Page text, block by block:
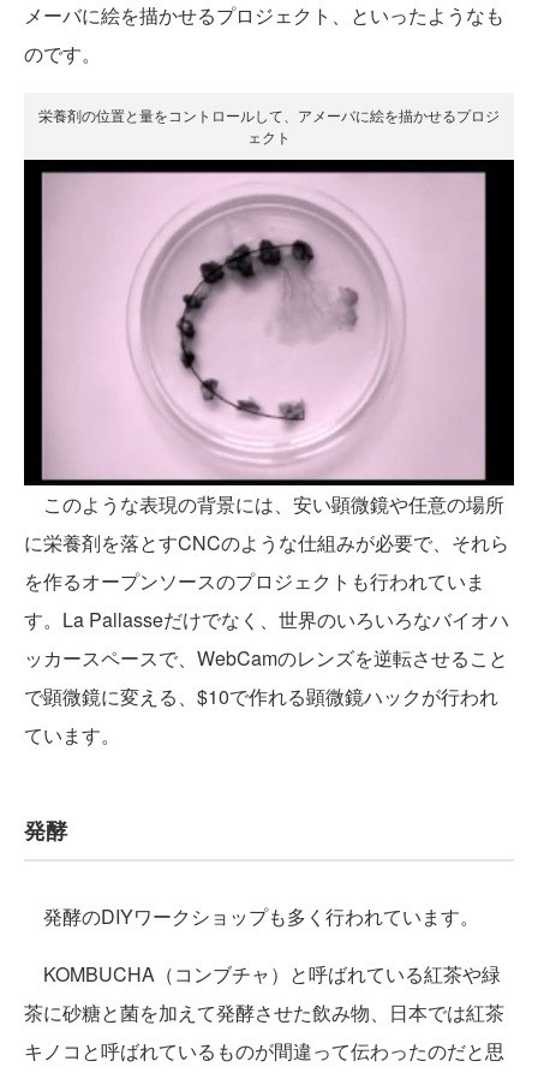
メーバに絵を描かせるプロジェクト、といったようなも
のです。
栄養剤の位置と量をコントロールして、アメーバに絵を描かせるプロジ
ェクト
このような表現の背景には、安い顕微鏡や任意の場所
に栄養剤を落とすCNCのような仕組みが必要で、それら
を作るオープンソースのプロジェクトも行われていま
す。La Pallasseだけでなく、世界のいろいろなバイオハ
ッカースペースで、WebCamのレンズを逆転させること
で顕微鏡に変える、$10で作れる顕微鏡ハックが行われ
ています。
発酵
発酵のDIYワークショップも多く行われています。
KOMBUCHA（コンブチャ）と呼ばれている紅茶や緑
茶に砂糖と菌を加えて発酵させた飲み物、日本では紅茶
キノコと呼ばれているものが間違って伝わったのだと思